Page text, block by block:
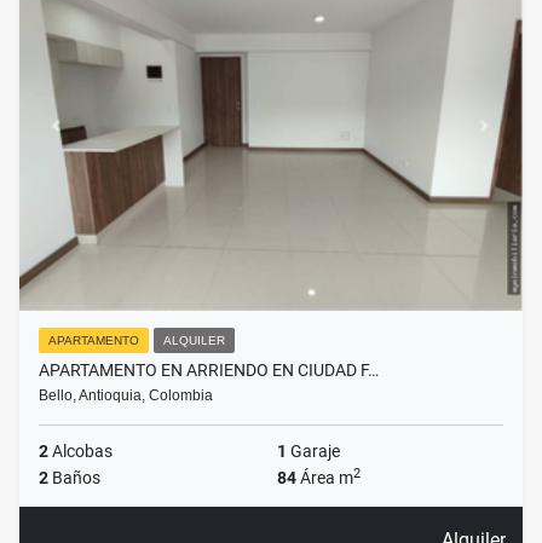
APARTAMENTO ALQUILER
APARTAMENTO EN ARRIENDO EN CIUDAD F…
Bello, Antioquia, Colombia
2Alcobas 1 Garaje
2 Baños 84Área m2